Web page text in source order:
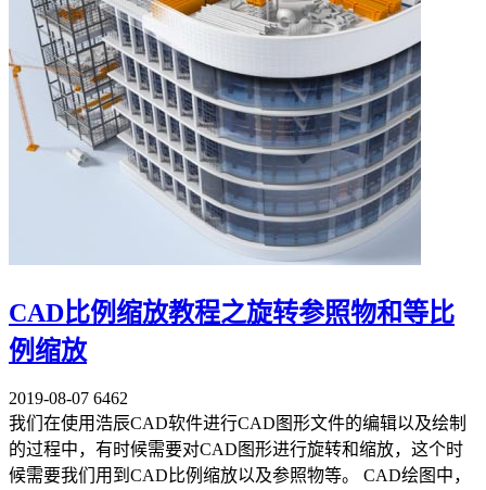
CAD比例缩放教程之旋转参照物和等比
例缩放
2019-08-07 6462
我们在使用浩辰CAD软件进行CAD图形文件的编辑以及绘制
的过程中，有时候需要对CAD图形进行旋转和缩放，这个时
候需要我们用到CAD比例缩放以及参照物等。 CAD绘图中，